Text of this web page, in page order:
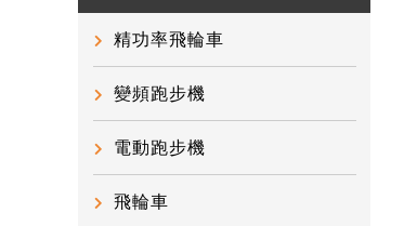
精功率飛輪車
變頻跑步機
電動跑步機
飛輪車